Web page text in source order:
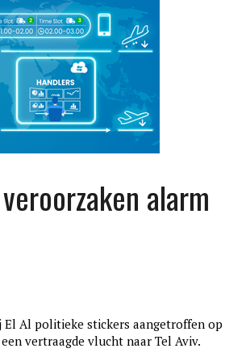
alarm
El Al politieke stickers aangetroffen op
vertraagde vlucht naar Tel Aviv.
edition3
januari 27, 2017